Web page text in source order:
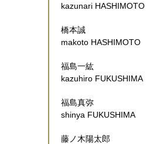
kazunari HASHIMOTO
橋本誠
makoto HASHIMOTO
福島一紘
kazuhiro FUKUSHIMA
福島真弥
shinya FUKUSHIMA
藤ノ木陽太郎